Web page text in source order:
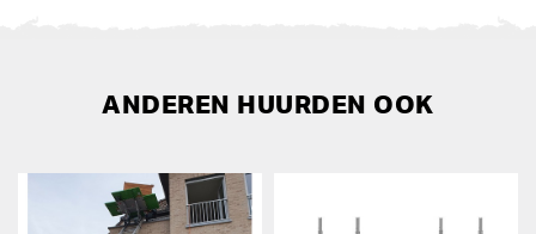
ANDEREN HUURDEN OOK